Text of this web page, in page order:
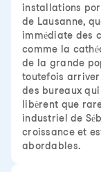
installations
de Lausanne,
immédiate des
comme la
de la grande
toutefois
des bureaux
libèrent que
industriel de
croissance et
abordables.